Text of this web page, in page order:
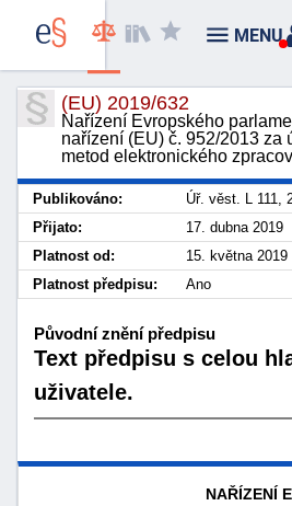
(EU) 2019/632
Nařízení Evropského
nařízení (EU) č. 952/2013
metod elektronického
Publikováno:
Úř. věst. L 111,
Přijato:
17. dubna 2019
Platnost od:
15. května 2019
Platnost předpisu:
Ano
Původní znění předpisu
Text předpisu s celou
uživatele.
NAŘÍZENÍ
MENU